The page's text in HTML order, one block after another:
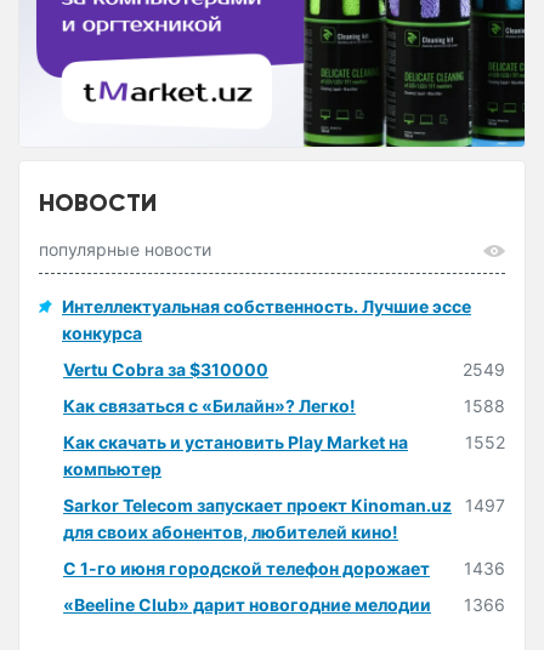
НОВОСТИ
популярные новости
Интеллектуальная собственность. Лучшие эссе
конкурса
Vertu Cobra за $310000
2549
Как связаться с «Билайн»? Легко!
1588
Как скачать и установить Play Market на
компьютер
1552
Sarkor Telecom запускает проект Kinoman.uz
для своих абонентов, любителей кино!
1497
С 1-го июня городской телефон дорожает
1436
«Beeline Club» дарит новогодние мелодии
1366